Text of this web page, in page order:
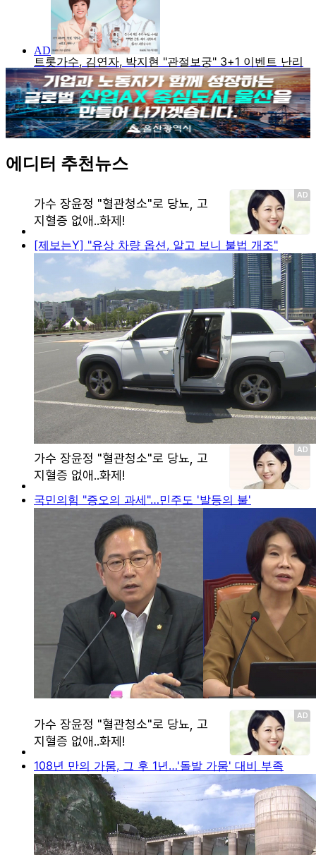
에디터 추천뉴스
[제보는Y] "유상 차량 옵션, 알고 보니 불법 개조"
국민의힘 "증오의 과세"…민주도 '발등의 불'
108년 만의 가뭄, 그 후 1년…'돌발 가뭄' 대비 부족